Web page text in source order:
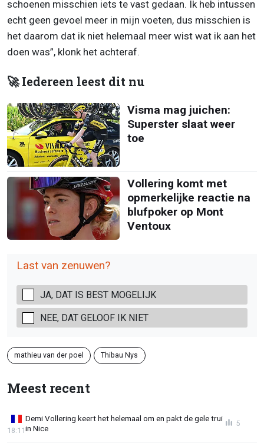
schoenen misschien iets te vast gedaan. Ik heb intussen
echt geen gevoel meer in mijn voeten, dus misschien is
het daarom dat ik niet helemaal meer wist wat ik aan het
doen was”, klonk het achteraf.
🚀 Iedereen leest dit nu
Visma mag juichen:
Superster slaat weer
toe
Vollering komt met
opmerkelijke reactie na
blufpoker op Mont
Ventoux
Last van zenuwen?
JA, DAT IS BEST MOGELIJK
NEE, DAT GELOOF IK NIET
mathieu van der poel Thibau Nys
Meest recent
Demi Vollering keert het helemaal om en pakt de gele trui
in Nice
18:11
5